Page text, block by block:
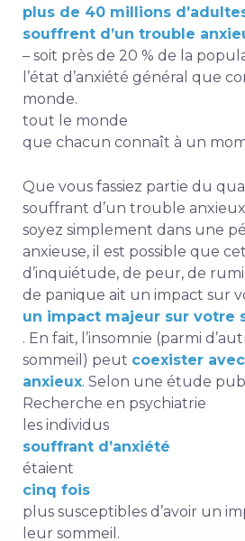
plus de 40 millions
souffrent d’un trouble
– soit près de 20 % de la
l’état d’anxiété général que
monde.
tout le monde
que chacun connaît à un
Que vous fassiez partie du
souffrant d’un trouble anxieux
soyez simplement dans une
anxieuse, il est possible que
d’inquiétude, de peur, de
de panique ait un impact sur
un impact majeur sur votre
. En fait, l’insomnie (parmi
sommeil) peut coexister
anxieux. Selon une étude
Recherche en psychiatrie
les individus
souffrant d’anxiété
étaient
cinq fois
plus susceptibles d’avoir un
leur sommeil .